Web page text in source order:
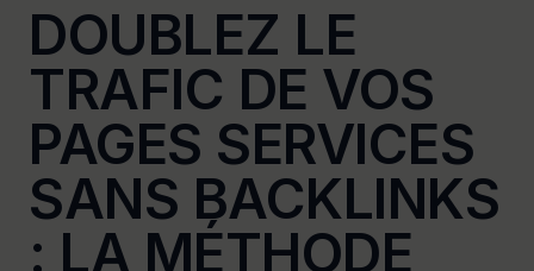
DOUBLEZ LE
TRAFIC DE VOS
PAGES SERVICES
SANS BACKLINKS
: LA MÉTHODE